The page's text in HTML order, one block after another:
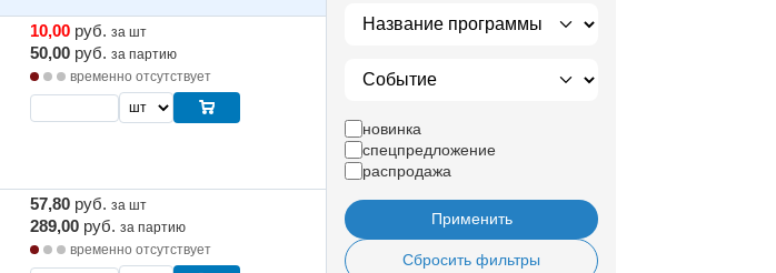
10,00 руб. за шт
50,00 руб. за партию
временно отсутствует
57,80 руб. за шт
289,00 руб. за партию
временно отсутствует
новинка
спецпредложение
распродажа
Применить
Сбросить фильтры